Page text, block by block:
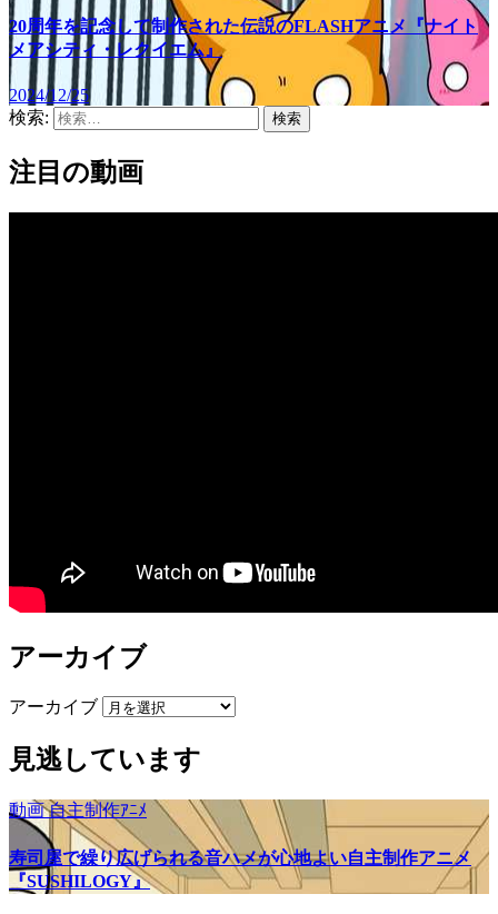
20周年を記念して制作された伝説のFLASHアニメ『ナイト
メアシティ・レクイエム』
2024/12/25
検索:
注目の動画
アーカイブ
アーカイブ
見逃しています
動画自主制作ｱﾆﾒ
寿司屋で繰り広げられる音ハメが心地よい自主制作アニメ
『SUSHILOGY』